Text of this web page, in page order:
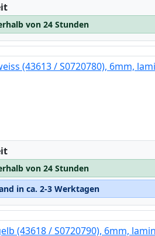
von 24 Stunden
(43613 / S0720780), 6mm,
von 24 Stunden
in ca. 2-3 Werktagen
(43618 / S0720790), 6mm,